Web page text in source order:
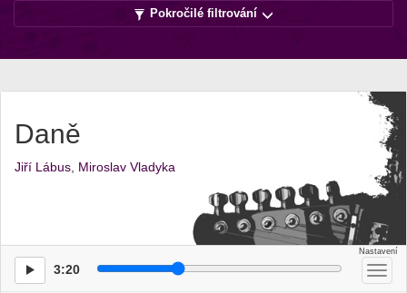
Pokročilé filtrování
Daně
Jiří Lábus Miroslav Vladyka
3:20